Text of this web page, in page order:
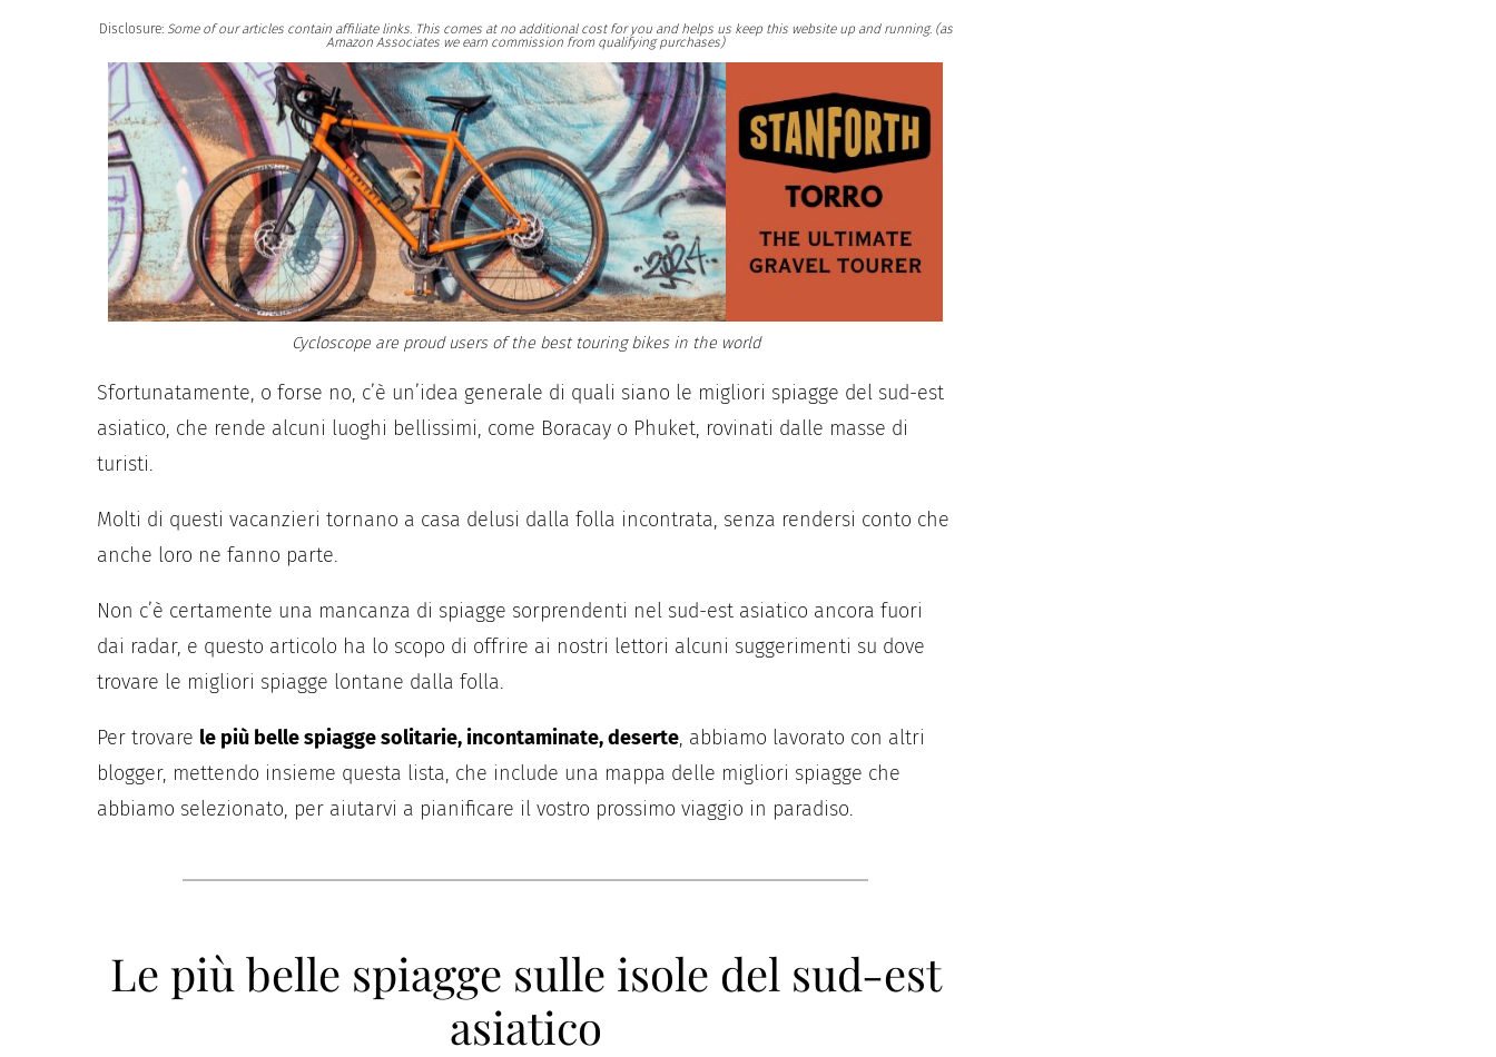
Disclosure: Some of our articles contain affiliate links. This comes at no additional cost for you and helps us keep this website up and running. (as
Amazon Associates we earn commission from qualifying purchases)
Cycloscope are proud users of the best touring bikes in the world
Sfortunatamente, o forse no, c’è un’idea generale di quali siano le migliori spiagge del sud-est
asiatico, che rende alcuni luoghi bellissimi, come Boracay o Phuket, rovinati dalle masse di
turisti.
Molti di questi vacanzieri tornano a casa delusi dalla folla incontrata, senza rendersi conto che
anche loro ne fanno parte.
Non c’è certamente una mancanza di spiagge sorprendenti nel sud-est asiatico ancora fuori
dai radar, e questo articolo ha lo scopo di offrire ai nostri lettori alcuni suggerimenti su dove
trovare le migliori spiagge lontane dalla folla.
Per trovare le più belle spiagge solitarie, incontaminate, deserte, abbiamo lavorato con altri
blogger, mettendo insieme questa lista, che include una mappa delle migliori spiagge che
abbiamo selezionato, per aiutarvi a pianificare il vostro prossimo viaggio in paradiso.
Le più belle spiagge sulle isole del sud-est
asiatico